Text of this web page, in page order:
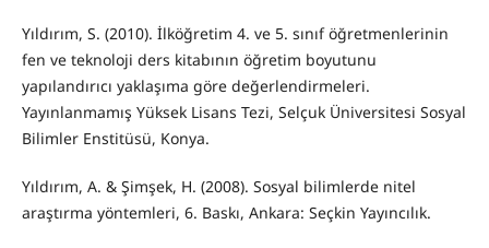
Yıldırım, S. (2010). İlköğretim 4. ve 5. sınıf öğretmenlerinin
fen ve teknoloji ders kitabının öğretim boyutunu
yapılandırıcı yaklaşıma göre değerlendirmeleri.
Yayınlanmamış Yüksek Lisans Tezi, Selçuk Üniversitesi Sosyal
Bilimler Enstitüsü, Konya.
Yıldırım, A. & Şimşek, H. (2008). Sosyal bilimlerde nitel
araştırma yöntemleri, 6. Baskı, Ankara: Seçkin Yayıncılık.